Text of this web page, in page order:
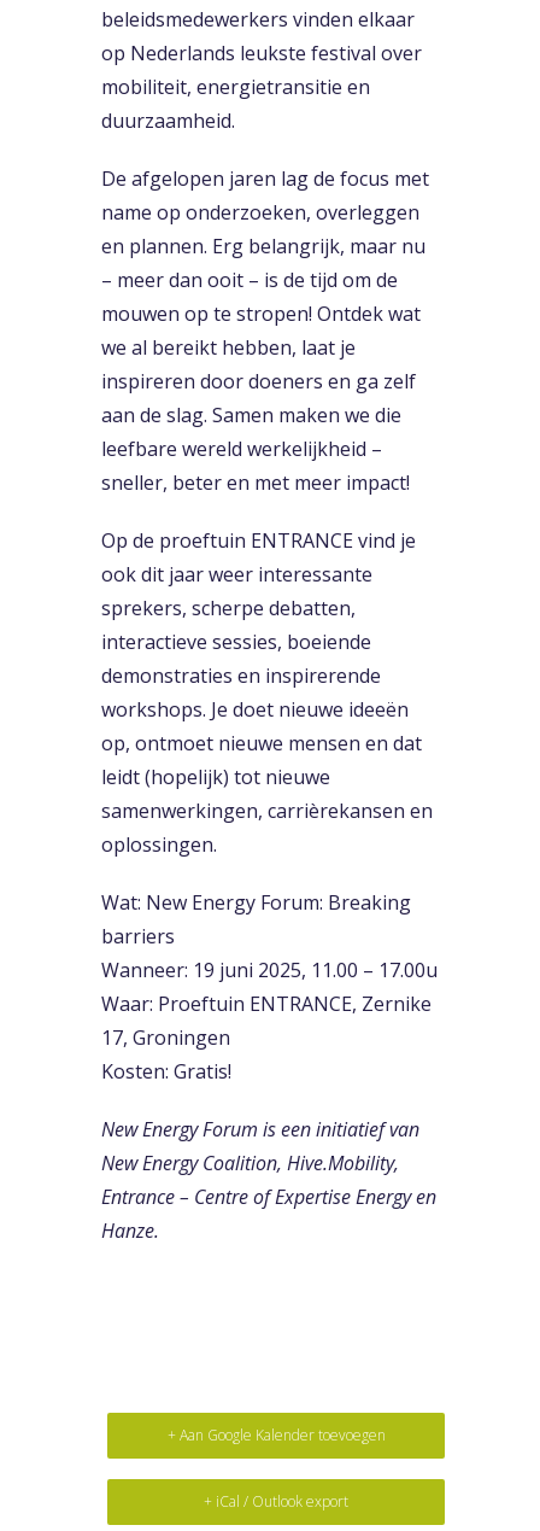
beleidsmedewerkers vinden elkaar
op Nederlands leukste festival over
mobiliteit, energietransitie en
duurzaamheid.
De afgelopen jaren lag de focus met
name op onderzoeken, overleggen
en plannen. Erg belangrijk, maar nu
– meer dan ooit – is de tijd om de
mouwen op te stropen! Ontdek wat
we al bereikt hebben, laat je
inspireren door doeners en ga zelf
aan de slag. Samen maken we die
leefbare wereld werkelijkheid –
sneller, beter en met meer impact!
Op de proeftuin ENTRANCE vind je
ook dit jaar weer interessante
sprekers, scherpe debatten,
interactieve sessies, boeiende
demonstraties en inspirerende
workshops. Je doet nieuwe ideeën
op, ontmoet nieuwe mensen en dat
leidt (hopelijk) tot nieuwe
samenwerkingen, carrièrekansen en
oplossingen.
Wat: New Energy Forum: Breaking
barriers
Wanneer: 19 juni 2025, 11.00 – 17.00u
Waar: Proeftuin ENTRANCE, Zernike
17, Groningen
Kosten: Gratis!
New Energy Forum is een initiatief van
New Energy Coalition, Hive.Mobility,
Entrance – Centre of Expertise Energy en
Hanze.
+ Aan Google Kalender toevoegen
+ iCal / Outlook export